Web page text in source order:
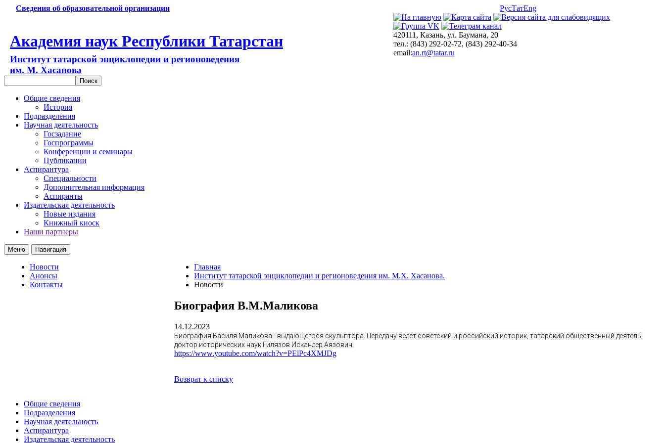
Сведения об образовательной организации РусТатEng
Академия наук Республики Татарстан
Институт татарской энциклопедии и регионоведения
им. М. Хасанова
420111, Казань, ул. Баумана, 20
тел.: (843) 292-02-72, (843) 292-40-34
email:an.rt@tatar.ru
Общие сведения
История
Подразделения
Научная деятельность
Госзадание
Госпрограммы
Конференции и семинары
Публикации
Аспирантура
Специальности
Дополнительная информация
Аспиранты
Издательская деятельность
Новые издания
Книжный киоск
Наши партнеры
Меню Навигация
Новости
Анонсы
Контакты
Главная
Институт татарской энциклопедии и регионоведения им. М.Х. Хасанова.
Новости
Биография В.М.Маликова
14.12.2023
Биография Василя Маликова - выдающегося скульптора. Передачу ведет советский и российский историк, татарский общественный деятель,
доктор исторических наук Гилязов Искандер Аязович.
https://www.youtube.com/watch?v=PElPc4XMJDg
Возврат к списку
Общие сведения
Подразделения
Научная деятельность
Аспирантура
Издательская деятельность